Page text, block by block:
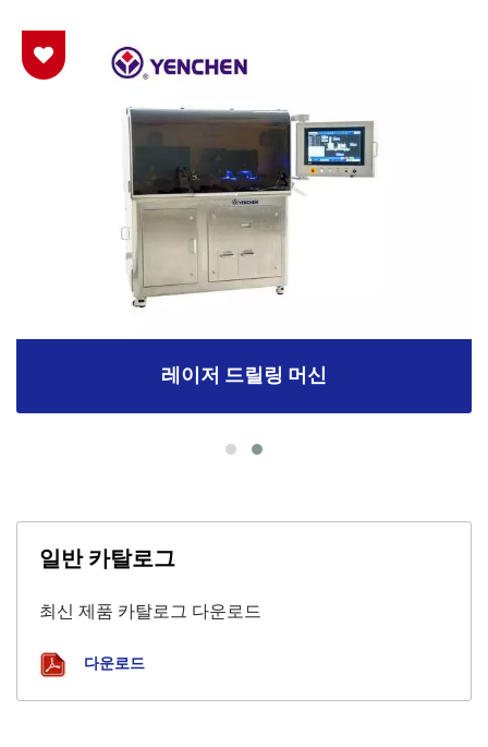
레이저 드릴링 머신
일반 카탈로그
최신 제품 카탈로그 다운로드
다운로드